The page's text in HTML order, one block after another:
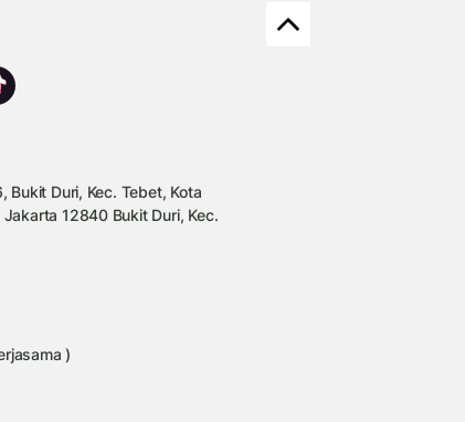
Bukit Duri, Kec. Tebet, Kota
12840 Bukit Duri, Kec.
)